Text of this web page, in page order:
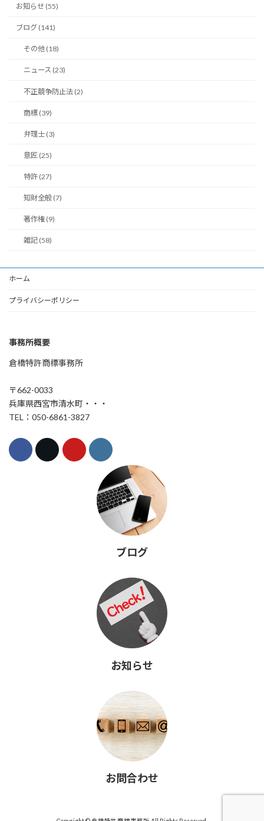
お知らせ (55)
ブログ (141)
その他 (18)
ニュース (23)
不正競争防止法 (2)
商標 (39)
弁理士 (3)
意匠 (25)
特許 (27)
知財全般 (7)
著作権 (9)
雑記 (58)
ホーム
プライバシーポリシー
事務所概要
倉橋特許商標事務所
〒662-0033
兵庫県西宮市清水町・・・
TEL：050-6861-3827
ブログ
お知らせ
お問合わせ